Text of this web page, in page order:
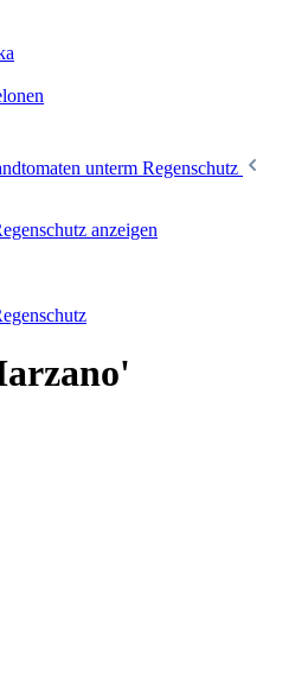
unterm Regenschutz
anzeigen